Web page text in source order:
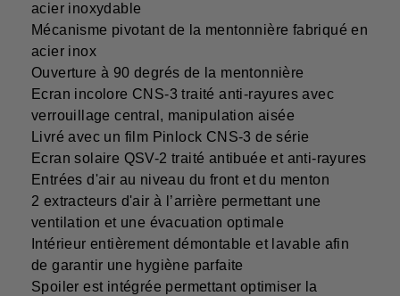
acier inoxydable
Mécanisme pivotant de la mentonnière fabriqué en
acier inox
Ouverture à 90 degrés de la mentonnière
Ecran incolore CNS-3 traité anti-rayures avec
verrouillage central, manipulation aisée
Livré avec un film Pinlock CNS-3 de série
Ecran solaire QSV-2 traité antibuée et anti-rayures
Entrées d'air au niveau du front et du menton
2 extracteurs d'air à l’arrière permettant une
ventilation et une évacuation optimale
Intérieur entièrement démontable et lavable afin
de garantir une hygiène parfaite
Spoiler est intégrée permettant optimiser la